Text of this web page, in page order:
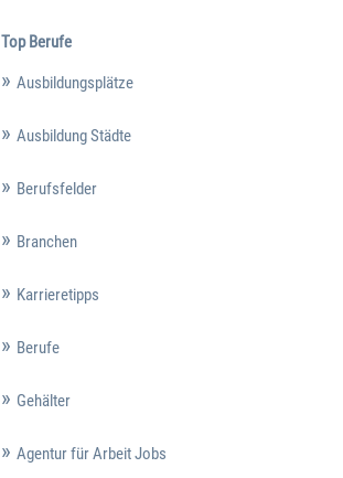
Top Berufe
Ausbildungsplätze
Ausbildung Städte
Berufsfelder
Branchen
Karrieretipps
Berufe
Gehälter
Agentur für Arbeit Jobs